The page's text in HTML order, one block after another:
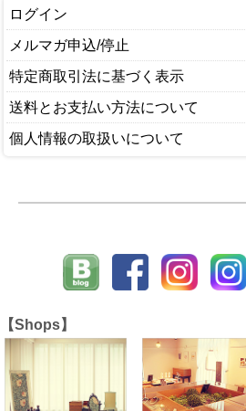
ログイン
メルマガ申込/停止
特定商取引法に基づく表示
送料とお支払い方法について
個人情報の取扱いについて
【Shops】